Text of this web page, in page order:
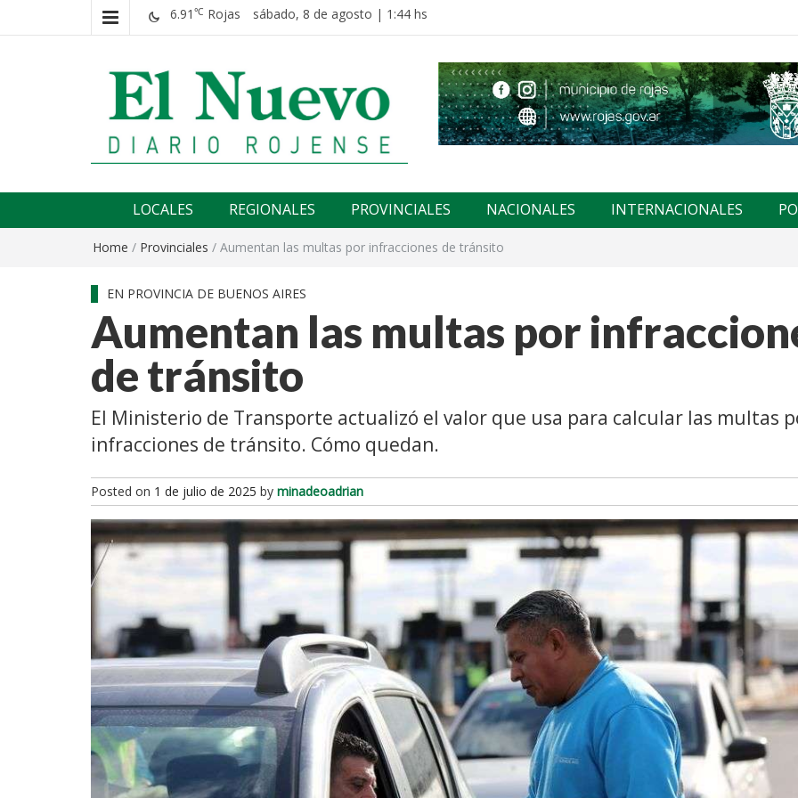
6.91 ℃ Rojas sábado, 8 de agosto | 1:44 hs
El nuevo rojense
LOCALES REGIONALES PROVINCIALES NACIONALES INTERNACIONALES
Home / Provinciales / Aumentan las multas por infracciones de tránsito
EN PROVINCIA DE BUENOS AIRES
Aumentan las multas por
de tránsito
El Ministerio de Transporte actualizó el valor que usa para calcular las multas
infracciones de tránsito. Cómo quedan.
Posted on 1 de julio de 2025 by minadeoadrian